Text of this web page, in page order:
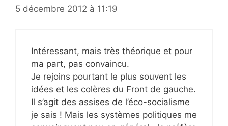
5 décembre 2012 à 11:19
Intéressant, mais très théorique et pour
ma part, pas convaincu.
Je rejoins pourtant le plus souvent les
idées et les colères du Front de gauche.
Il s’agit des assises de l’éco-socialisme
je sais ! Mais les systèmes politiques me